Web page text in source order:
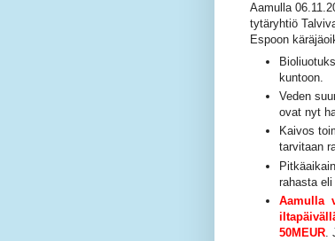
Aamulla
tytäryhtiö
Espoon
kuntoon.
Veden
ovat nyt
Kaivos
tarvitaan
rahasta eli
Aamulla
50MEUR.